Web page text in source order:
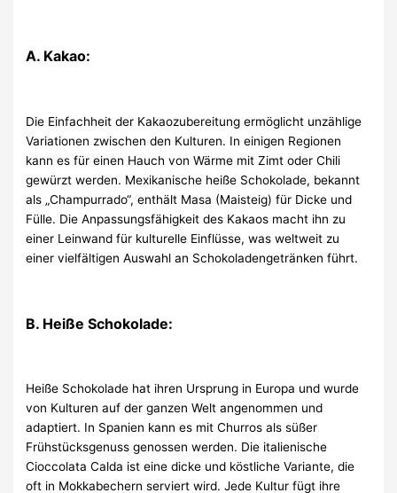
A. Kakao:
Die Einfachheit der Kakaozubereitung ermöglicht unzählige
Variationen zwischen den Kulturen. In einigen Regionen
kann es für einen Hauch von Wärme mit Zimt oder Chili
gewürzt werden. Mexikanische heiße Schokolade, bekannt
als „Champurrado“, enthält Masa (Maisteig) für Dicke und
Fülle. Die Anpassungsfähigkeit des Kakaos macht ihn zu
einer Leinwand für kulturelle Einflüsse, was weltweit zu
einer vielfältigen Auswahl an Schokoladengetränken führt.
B. Heiße Schokolade:
Heiße Schokolade hat ihren Ursprung in Europa und wurde
von Kulturen auf der ganzen Welt angenommen und
adaptiert. In Spanien kann es mit Churros als süßer
Frühstücksgenuss genossen werden. Die italienische
Cioccolata Calda ist eine dicke und köstliche Variante, die
oft in Mokkabechern serviert wird. Jede Kultur fügt ihre